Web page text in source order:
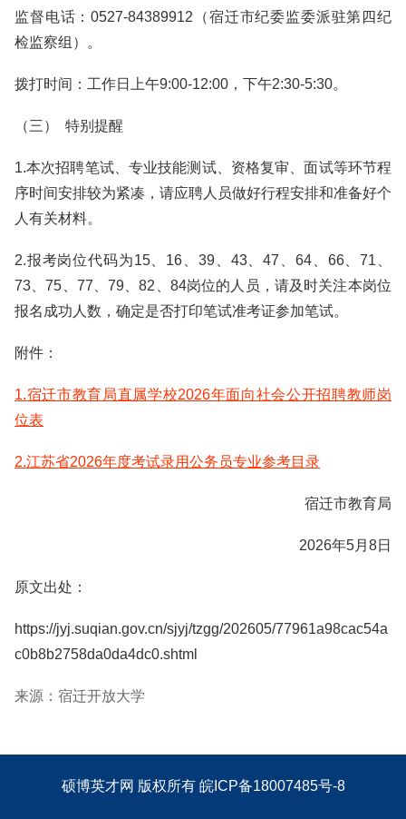
监督电话：0527-84389912（宿迁市纪委监委派驻第四纪
检监察组）。
拨打时间：工作日上午9:00-12:00，下午2:30-5:30。
（三） 特别提醒
1.本次招聘笔试、专业技能测试、资格复审、面试等环节程
序时间安排较为紧凑，请应聘人员做好行程安排和准备好个
人有关材料。
2.报考岗位代码为15、16、39、43、47、64、66、71、
73、75、77、79、82、84岗位的人员，请及时关注本岗位
报名成功人数，确定是否打印笔试准考证参加笔试。
附件：
1.宿迁市教育局直属学校2026年面向社会公开招聘教师岗
位表
2.江苏省2026年度考试录用公务员专业参考目录
宿迁市教育局
2026年5月8日
原文出处：
https://jyj.suqian.gov.cn/sjyj/tzgg/202605/77961a98cac54a
c0b8b2758da0da4dc0.shtml
来源：宿迁开放大学
硕博英才网 版权所有 皖ICP备18007485号-8